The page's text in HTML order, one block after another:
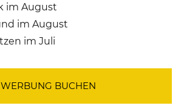
im August
im August
im Juli
WERBUNG BUCHEN